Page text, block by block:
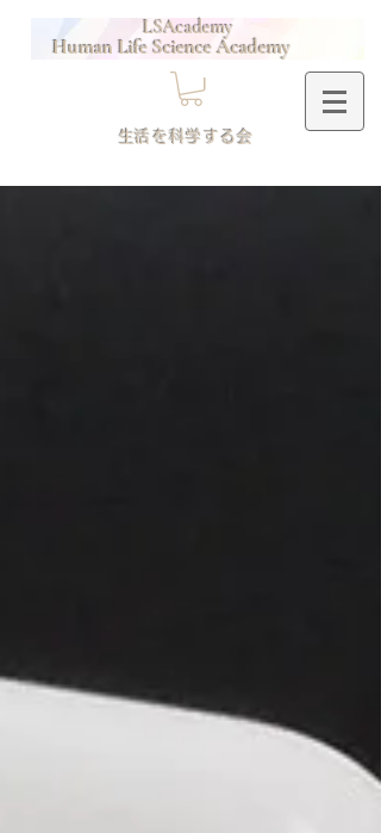
Human Life Science Academy
LSAcademy
​生活を科学する会